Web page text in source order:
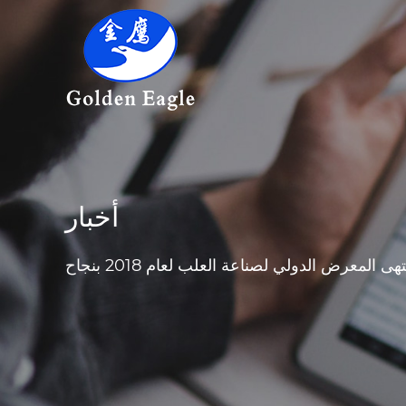
أخبار
المعرض الدولي لصناعة العلب لعام 2018 بنجاح